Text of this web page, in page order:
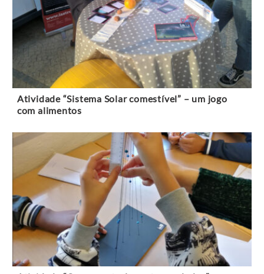
Atividade “Sistema Solar comestível” – um jogo
com alimentos